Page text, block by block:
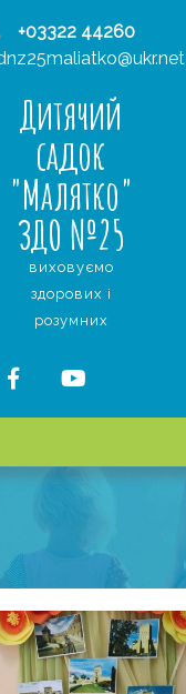
+03322 44260
Дитячий
садок
"Малятко"
ЗДО №25
виховуємо
здорових і
розумних